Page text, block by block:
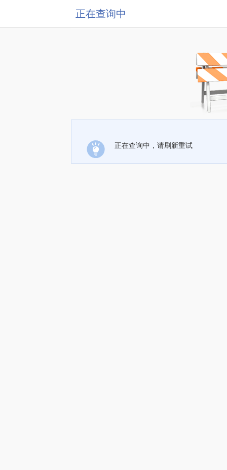
正在查询中
正在查询中，请刷新重试